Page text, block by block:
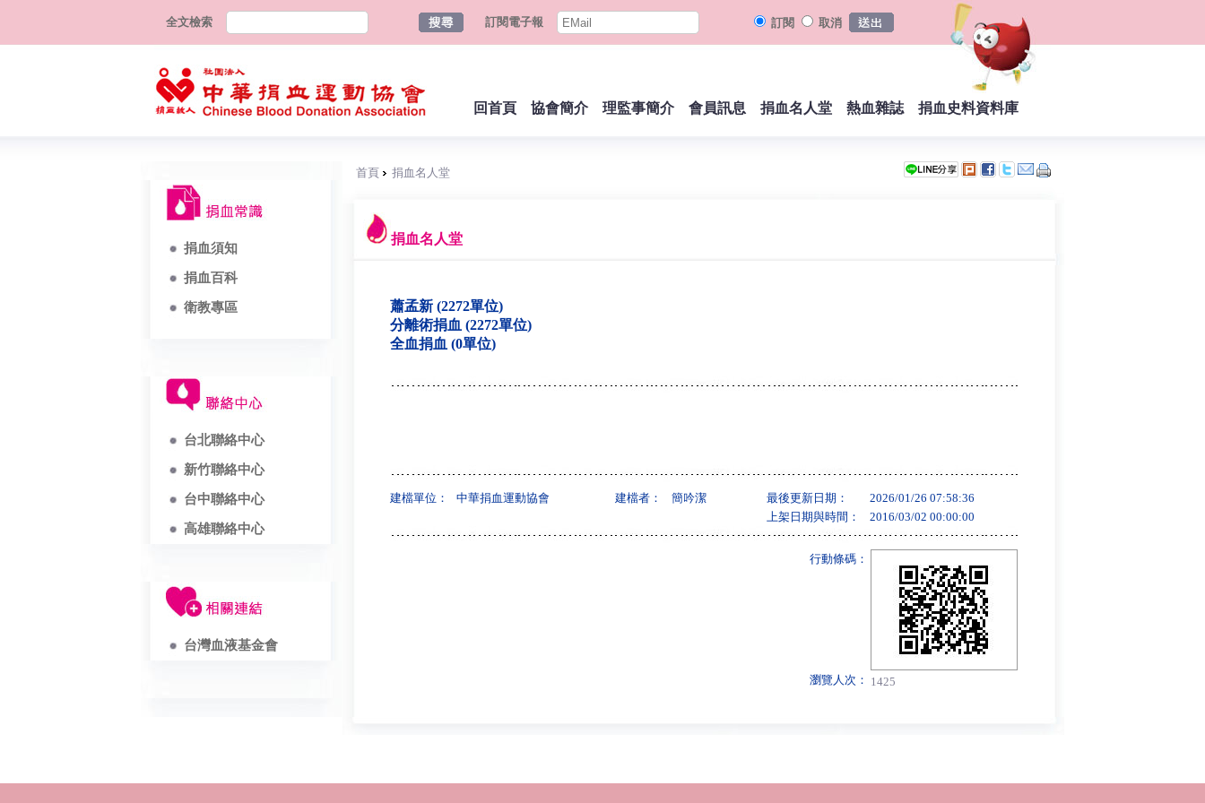
全文檢索 訂閱電子報 訂閱 取消
回首頁 協會簡介 理監事簡介 會員訊息 捐血名人堂 熱血雜誌 捐血史料資料庫
捐血須知
捐血百科
衛教專區
台北聯絡中心
新竹聯絡中心
台中聯絡中心
高雄聯絡中心
台灣血液基金會
首頁 捐血名人堂
捐血名人堂
蕭孟新 (2272單位)
分離術捐血 (2272單位)
全血捐血 (0單位)
建檔單位： 中華捐血運動協會 建檔者： 簡吟潔 最後更新日期：
2026/01/26 07:58:36
上架日期與時間：
2016/03/02 00:00:00
行動條碼：
瀏覽人次： 1425